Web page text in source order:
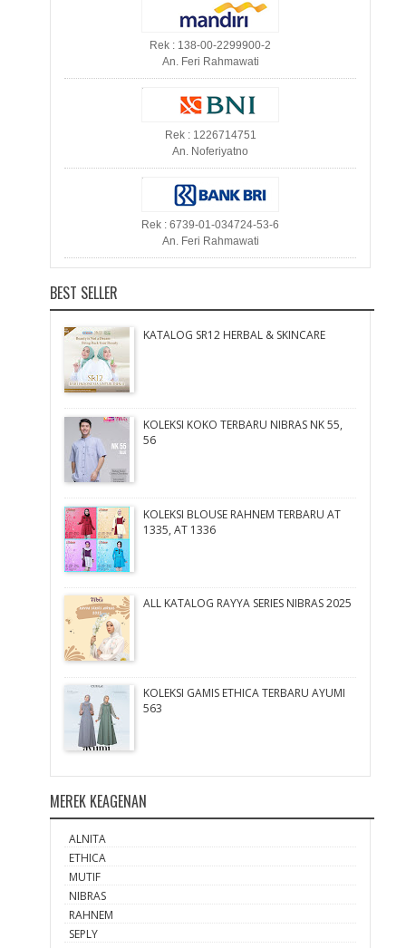
Rek : 138-00-2299900-2
An. Feri Rahmawati
Rek : 1226714751
An. Noferiyatno
Rek : 6739-01-034724-53-6
An. Feri Rahmawati
BEST SELLER
KATALOG SR12 HERBAL & SKINCARE
KOLEKSI KOKO TERBARU NIBRAS NK 55,
56
KOLEKSI BLOUSE RAHNEM TERBARU AT
1335, AT 1336
ALL KATALOG RAYYA SERIES NIBRAS 2025
KOLEKSI GAMIS ETHICA TERBARU AYUMI
563
MEREK KEAGENAN
ALNITA
ETHICA
MUTIF
NIBRAS
RAHNEM
SEPLY